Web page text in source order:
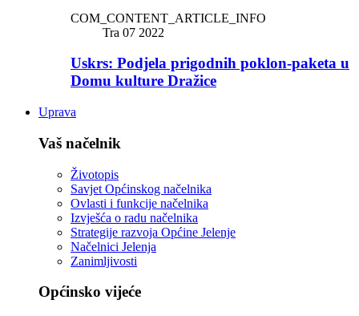
COM_CONTENT_ARTICLE_INFO
Tra 07 2022
Uskrs: Podjela prigodnih poklon-paketa u
Domu kulture Dražice
Uprava
Vaš načelnik
Životopis
Savjet Općinskog načelnika
Ovlasti i funkcije načelnika
Izvješća o radu načelnika
Strategije razvoja Općine Jelenje
Načelnici Jelenja
Zanimljivosti
Općinsko vijeće